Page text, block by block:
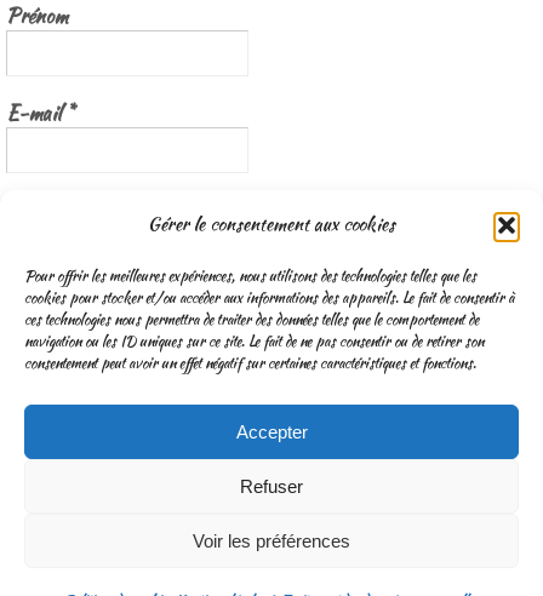
Gérer le consentement aux cookies
Pour offrir les meilleures expériences, nous utilisons des technologies telles que les
cookies pour stocker et/ou accéder aux informations des appareils. Le fait de consentir à
ces technologies nous permettra de traiter des données telles que le comportement de
navigation ou les ID uniques sur ce site. Le fait de ne pas consentir ou de retirer son
consentement peut avoir un effet négatif sur certaines caractéristiques et fonctions.
Accepter
Refuser
Voir les préférences
Prénom
E-mail*
Nous gardons vos données privées et ne les partageons qu’avec les
tierces parties qui rendent ce service possible.Lisez notre politique de
confidentialité
CGV
Mentions légales & Traitement des données personnelles